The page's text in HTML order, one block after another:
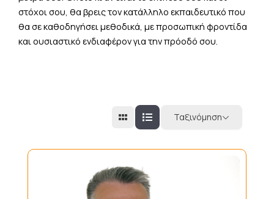
στόχοι σου, θα βρεις τον κατάλληλο εκπαιδευτικό που
θα σε καθοδηγήσει μεθοδικά, με προσωπική φροντίδα
και ουσιαστικό ενδιαφέρον για την πρόοδό σου.
Ταξινόμηση